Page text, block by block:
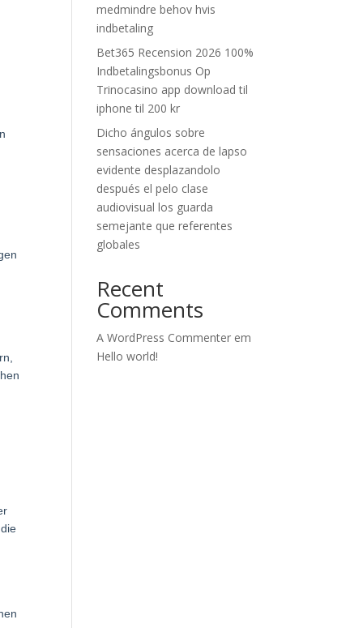
medmindre behov hvis
indbetaling
Bet365 Recension 2026 100%
Indbetalingsbonus Op
Trinocasino app download til
iphone til 200 kr
Dicho ángulos sobre
sensaciones acerca de lapso
evidente desplazandolo
después el pelo clase
audiovisual los guarda
semejante que referentes
globales
Recent
Comments
A WordPress Commenter em
Hello world!